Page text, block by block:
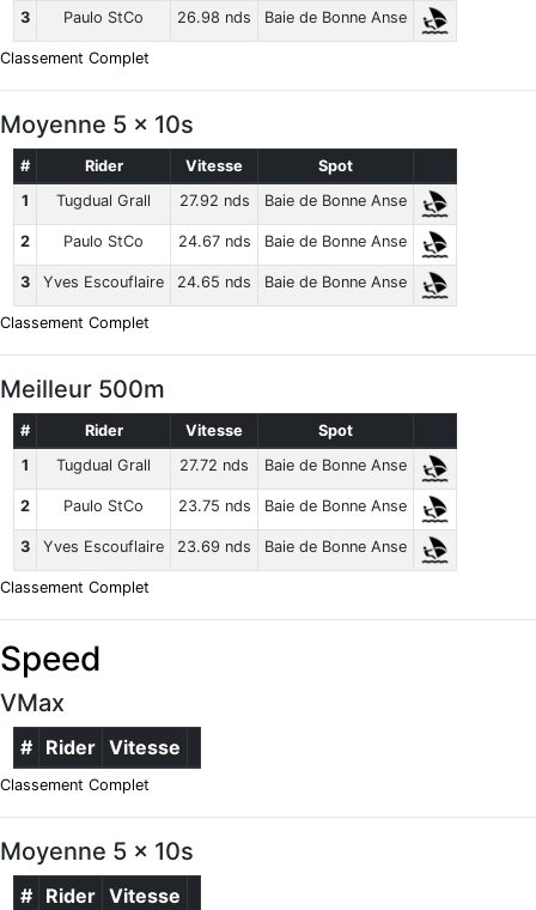
3 Paulo StCo 26.98 nds Baie de Bonne Anse
Classement Complet
Moyenne 5 x 10s
# Rider Vitesse
Spot
1
Tugdual Grall 27.92 nds Baie de Bonne Anse
2 Paulo StCo 24.67 nds Baie de Bonne Anse
3 Yves Escouflaire 24.65 nds Baie de Bonne Anse
Classement Complet
Meilleur 500m
# Rider Vitesse
Spot
1
Tugdual Grall 27.72 nds Baie de Bonne Anse
2 Paulo StCo 23.75 nds Baie de Bonne Anse
3 Yves Escouflaire 23.69 nds Baie de Bonne Anse
Classement Complet
Speed
VMax
# Rider Vitesse
Classement Complet
Moyenne 5 x 10s
# Rider Vitesse